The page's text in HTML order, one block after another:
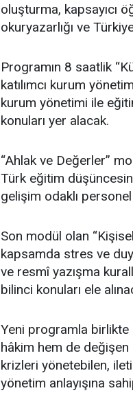
oluşturma, kapsayıcı
okuryazarlığı ve
Programın 8 saatlik
katılımcı kurum
kurum yönetimi ile
konuları yer alacak.
“Ahlak ve Değerler”
Türk eğitim
gelişim odaklı
Son modül olan
kapsamda stres ve
ve resmî yazışma
bilinci konuları ele
Yeni programla
hâkim hem de değişen
krizleri yönetebilen,
yönetim anlayışına